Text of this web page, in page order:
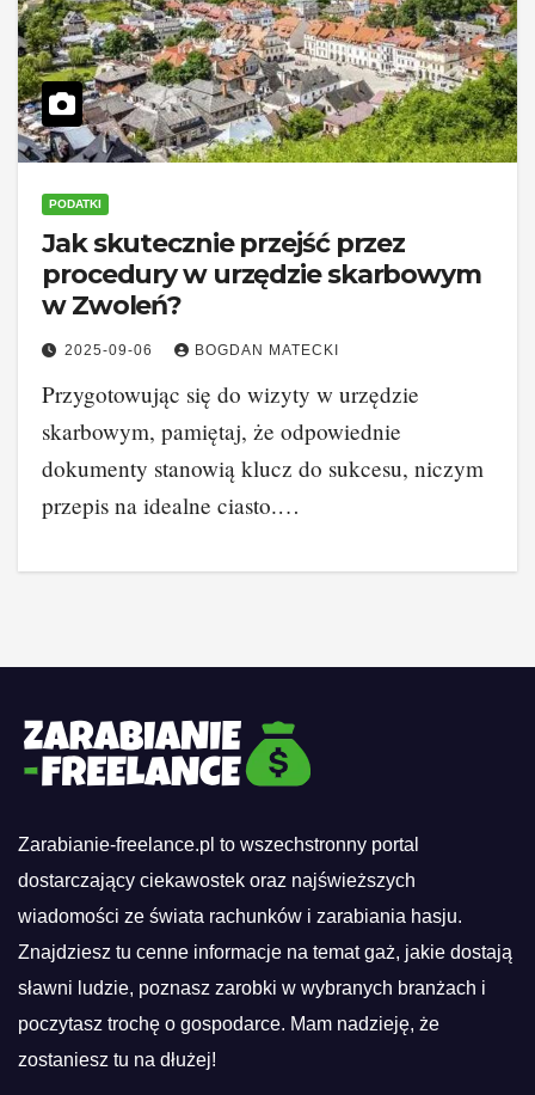
PODATKI
Jak skutecznie przejść przez
procedury w urzędzie skarbowym
w Zwoleń?
2025-09-06 BOGDAN MATECKI
Przygotowując się do wizyty w urzędzie
skarbowym, pamiętaj, że odpowiednie
dokumenty stanowią klucz do sukcesu, niczym
przepis na idealne ciasto.…
Zarabianie-freelance.pl to wszechstronny portal
dostarczający ciekawostek oraz najświeższych
wiadomości ze świata rachunków i zarabiania hasju.
Znajdziesz tu cenne informacje na temat gaż, jakie dostają
sławni ludzie, poznasz zarobki w wybranych branżach i
poczytasz trochę o gospodarce. Mam nadzieję, że
zostaniesz tu na dłużej!